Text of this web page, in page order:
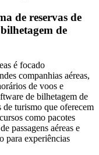
de reservas de
de
é focado
companhias aéreas,
de voos e
de bilhetagem de
de turismo que oferecem
como pacotes
passagens aéreas e
para experiências